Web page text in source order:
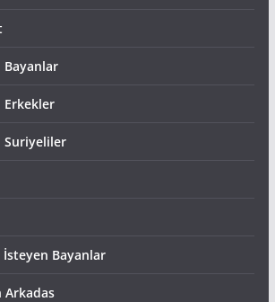
Bayanlar
Erkekler
Suriyeliler
Bayanlar
Arkadas